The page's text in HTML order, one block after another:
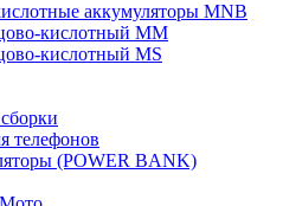
аккумуляторы MNB
кислотный MM
кислотный MS
телефонов
(POWER BANK)